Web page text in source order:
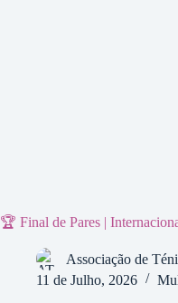
🏆 Final de Pares |
Associação de
11 de Julho, 2026